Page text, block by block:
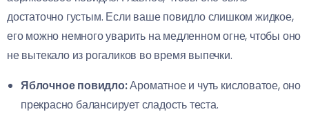
достаточно густым. Если ваше повидло слишком жидкое,
его можно немного уварить на медленном огне, чтобы оно
не вытекало из рогаликов во время выпечки.
Яблочное повидло:Ароматное и чуть кисловатое, оно
прекрасно балансирует сладость теста.